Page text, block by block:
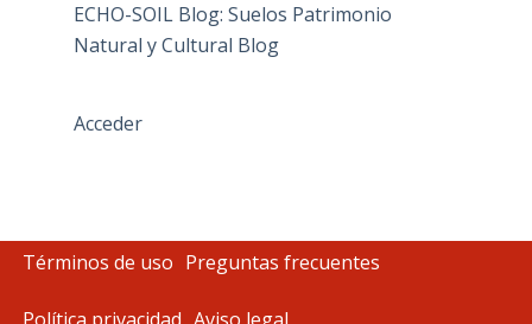
ECHO-SOIL Blog: Suelos Patrimonio
Natural y Cultural Blog
Acceder
Términos de uso Preguntas frecuentes